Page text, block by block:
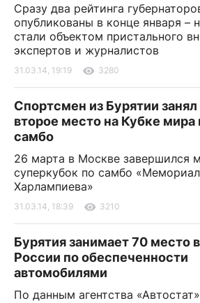
Сразу два рейтинга
опубликованы в конце января –
стали объектом пристального
экспертов и журналистов
31.03.14, 19:19 3280
Спортсмен из Бурятии занял
второе место на Кубке мира
самбо
26 марта в Москве завершился
суперкубок по самбо
Харлампиева»
31.03.14, 18:39 3210
Бурятия занимает 70 место в
России по обеспеченности
автомобилями
По данным агентства